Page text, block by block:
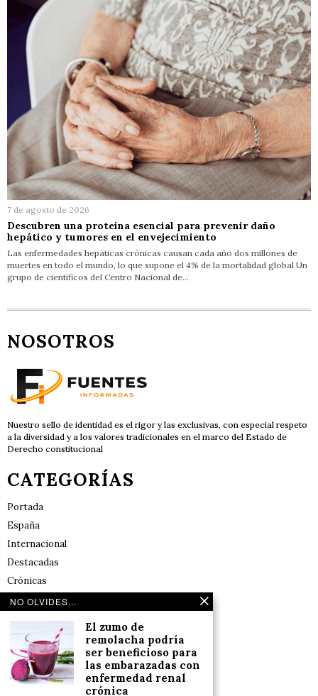
7 de agosto de 2026
Descubren una proteína esencial para prevenir daño
hepático y tumores en el envejecimiento
Las enfermedades hepáticas crónicas causan cada año dos millones de
muertes en todo el mundo, lo que supone el 4% de la mortalidad global Un
grupo de científicos del Centro Nacional de…
NOSOTROS
Nuestro sello de identidad es el rigor y las exclusivas, con especial respeto
a la diversidad y a los valores tradicionales en el marco del Estado de
Derecho constitucional
CATEGORÍAS
Portada
España
Internacional
Destacadas
Crónicas
Noticias de deportes en España
Reflexiones
LINKS
NO OLVIDES...
El zumo de
remolacha podría
ser beneficioso para
las embarazadas con
enfermedad renal
crónica